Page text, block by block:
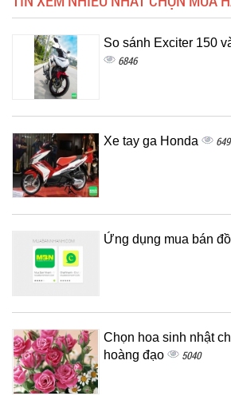
So sánh Exciter 150
6846
Xe tay ga Honda
Ứng dụng mua bán
Chọn hoa sinh nhật
hoàng đạo
5040